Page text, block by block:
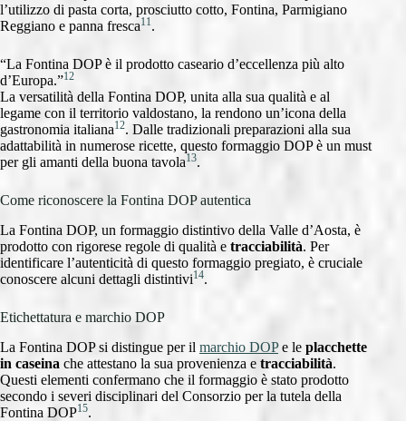
l’utilizzo di pasta corta, prosciutto cotto, Fontina, Parmigiano
Reggiano e panna fresca11.
“La Fontina DOP è il prodotto caseario d’eccellenza più alto
d’Europa.”12
La versatilità della Fontina DOP, unita alla sua qualità e al
legame con il territorio valdostano, la rendono un’icona della
gastronomia italiana12. Dalle tradizionali preparazioni alla sua
adattabilità in numerose ricette, questo formaggio DOP è un must
per gli amanti della buona tavola13.
Come riconoscere la Fontina DOP autentica
La Fontina DOP, un formaggio distintivo della Valle d’Aosta, è
prodotto con rigorese regole di qualità e tracciabilità. Per
identificare l’autenticità di questo formaggio pregiato, è cruciale
conoscere alcuni dettagli distintivi14.
Etichettatura e marchio DOP
La Fontina DOP si distingue per il marchio DOPe le placchette
in caseina che attestano la sua provenienza e tracciabilità.
Questi elementi confermano che il formaggio è stato prodotto
secondo i severi disciplinari del Consorzio per la tutela della
Fontina DOP15.